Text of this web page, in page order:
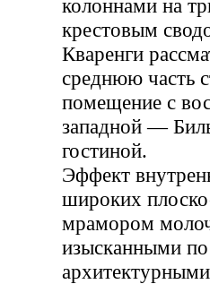
колоннами на
крестовым
Кваренги
среднюю часть
помещение с
западной —
гостиной.
Эффект
широких
мрамором
изысканными